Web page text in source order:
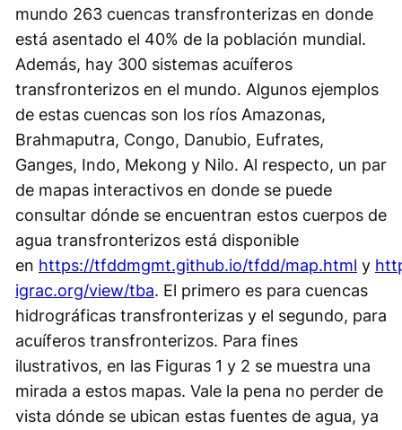
mundo 263 cuencas transfronterizas en donde
está asentado el 40% de la población mundial.
Además, hay 300 sistemas acuíferos
transfronterizos en el mundo. Algunos ejemplos
de estas cuencas son los ríos Amazonas,
Brahmaputra, Congo, Danubio, Eufrates,
Ganges, Indo, Mekong y Nilo. Al respecto, un par
de mapas interactivos en donde se puede
consultar dónde se encuentran estos cuerpos de
agua transfronterizos está disponible
en https://tfddmgmt.github.io/tfdd/map.html y
igrac.org/view/tba. El primero es para cuencas
hidrográficas transfronterizas y el segundo, para
acuíferos transfronterizos. Para fines
ilustrativos, en las Figuras 1 y 2 se muestra una
mirada a estos mapas. Vale la pena no perder de
vista dónde se ubican estas fuentes de agua, ya